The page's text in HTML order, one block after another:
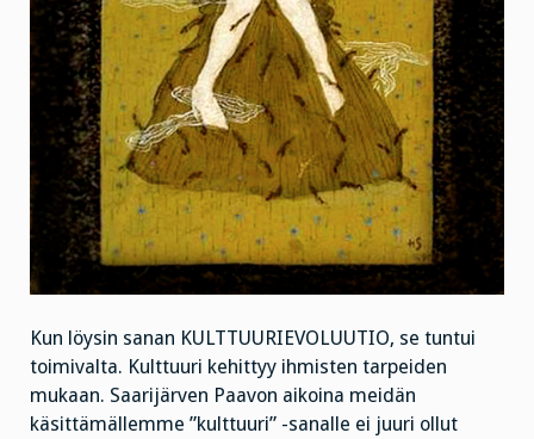
Kun löysin sanan KULTTUURIEVOLUUTIO, se tuntui
toimivalta. Kulttuuri kehittyy ihmisten tarpeiden
mukaan. Saarijärven Paavon aikoina meidän
käsittämällemme ”kulttuuri” -sanalle ei juuri ollut